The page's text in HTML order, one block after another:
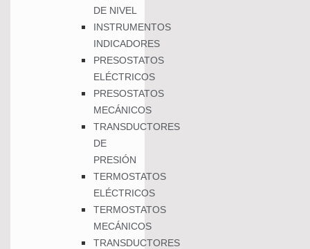
DE NIVEL
INSTRUMENTOS
INDICADORES
PRESOSTATOS
ELÉCTRICOS
PRESOSTATOS
MECÁNICOS
TRANSDUCTORES
DE
PRESIÓN
TERMOSTATOS
ELÉCTRICOS
TERMOSTATOS
MECÁNICOS
TRANSDUCTORES